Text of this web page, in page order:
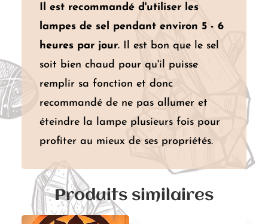
Il est recommandé d'utiliser les
lampes de sel pendant environ 5 - 6
heures par jour. Il est bon que le sel
soit bien chaud pour qu'il puisse
remplir sa fonction et donc
recommandé de ne pas allumer et
éteindre la lampe plusieurs fois pour
profiter au mieux de ses propriétés.
Produits similaires